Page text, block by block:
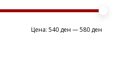
Цена:540 ден —580 ден